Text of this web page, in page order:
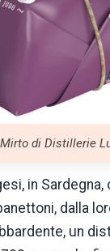
di Distillerie
in Sardegna,
dalla
un